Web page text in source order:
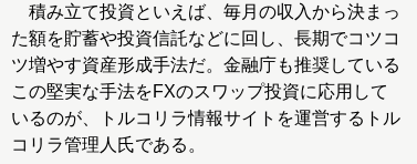
積み立て投資といえば、毎月の収入から決まっ
た額を貯蓄や投資信託などに回し、長期でコツコ
ツ増やす資産形成手法だ。金融庁も推奨している
この堅実な手法をFXのスワップ投資に応用して
いるのが、トルコリラ情報サイトを運営するトル
コリラ管理人氏である。